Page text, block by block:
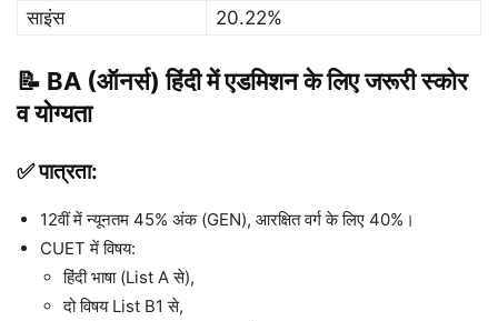
साइंस 20.22%
📝 BA (ऑनर्स) हिंदी में एडमिशन के लिए जरूरी स्कोर
व योग्यता
✅ पात्रता:
12वीं में न्यूनतम 45% अंक (GEN), आरक्षित वर्ग के लिए 40%।
CUET में विषय:
हिंदी भाषा (List A से),
दो विषय List B1 से,